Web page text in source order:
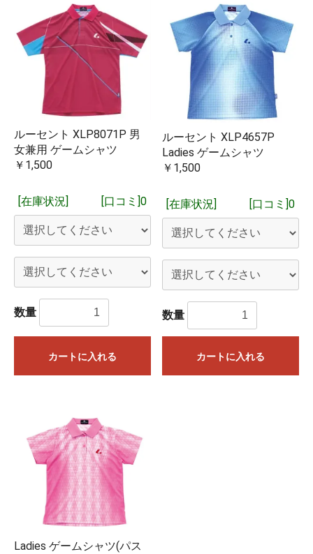
ルーセント XLP8071P 男
女兼用 ゲームシャツ
￥1,500
[在庫状況] [口コミ]0
数量
カートに入れる
ルーセント XLP4657P
Ladies ゲームシャツ
￥1,500
[在庫状況] [口コミ]0
数量
カートに入れる
Ladies ゲームシャツ(パス
日ほどで入荷いたします。問屋に在庫がある場合は1営業日で
入荷するものもございます。
「在庫有り」となっているものは基本的に即日発送となりま
す。複数個ご購入の場合は在庫がない分が取り寄せとなり、
すべての商品が揃った時点でのご発送となります。実店舗や
他のネット店舗でも在庫を共有しており、在庫有りとなって
いる場合でも在庫切れしていることもございますことをご了
承ください。